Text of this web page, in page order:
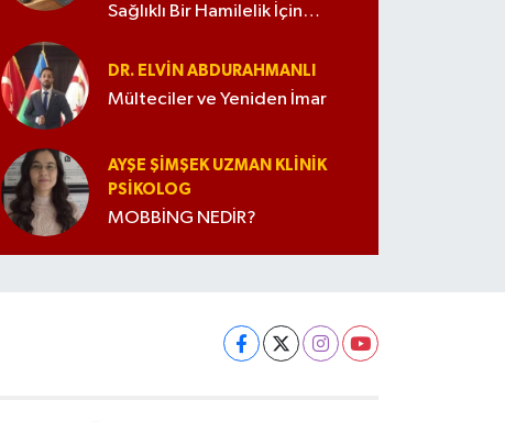
Sağlıklı Bir Hamilelik İçin
DR. ELVIN ABDURAHMANLI
Mülteciler ve Yeniden İmar
AYŞE ŞIMŞEK UZMAN KLINIK
PSIKOLOG
MOBBİNG NEDİR?